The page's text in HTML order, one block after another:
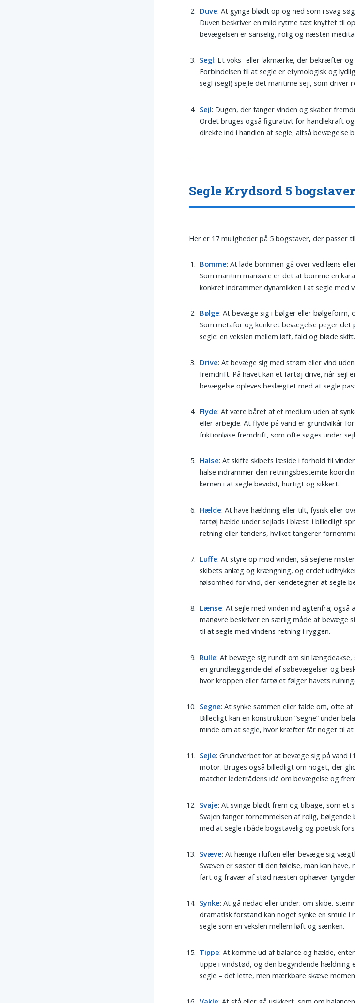
Duve: At gynge blødt op og ned som i svag
Duven beskriver en mild rytme tæt knyttet til
bevægelsen er sanselig, rolig og næsten
Segl: Et voks- eller lakmærke, der bekræfter
Forbindelsen til at segle er etymologisk og
segl (segl) spejle det maritime sejl, som driver
Sejl: Dugen, der fanger vinden og skaber
Ordet bruges også figurativt for handlekraft
direkte ind i handlen at segle, altså bevægelse
Segle Krydsord 5 bogstaver
Her er 17 muligheder på 5 bogstaver, der passer
Bomme: At lade bommen gå over ved læns
Som maritim manøvre er det at bomme en
konkret indrammer dynamikken i at segle med
Bølge: At bevæge sig i bølger eller bølgeform,
Som metafor og konkret bevægelse peger det
segle: en vekslen mellem løft, fald og bløde skift.
Drive: At bevæge sig med strøm eller vind
fremdrift. På havet kan et fartøj drive, når sejl
bevægelse opleves beslægtet med at segle
Flyde: At være båret af et medium uden at
eller arbejde. At flyde på vand er grundvilkår
friktionløse fremdrift, som ofte søges under
Halse: At skifte skibets læside i forhold til
halse indrammer den retningsbestemte
kernen i at segle bevidst, hurtigt og sikkert.
Hælde: At have hældning eller tilt, fysisk eller
fartøj hælde under sejlads i blæst; i billedligt
retning eller tendens, hvilket tangerer
Luffe: At styre op mod vinden, så sejlene
skibets anlæg og krængning, og ordet
følsomhed for vind, der kendetegner at segle
Lænse: At sejle med vinden ind agtenfra;
manøvre beskriver en særlig måde at bevæge
til at segle med vindens retning i ryggen.
Rulle: At bevæge sig rundt om sin
en grundlæggende del af søbevægelser og
hvor kroppen eller fartøjet følger havets
Segne: At synke sammen eller falde om, ofte
Billedligt kan en konstruktion “segne” under
minde om at segle, hvor kræfter får noget til at
Sejle: Grundverbet for at bevæge sig på vand
motor. Bruges også billedligt om noget, der
matcher ledetrådens idé om bevægelse og
Svaje: At svinge blødt frem og tilbage, som et
Svajen fanger fornemmelsen af rolig,
med at segle i både bogstavelig og poetisk
Svæve: At hænge i luften eller bevæge sig
Svæven er søster til den følelse, man kan
fart og fravær af stød næsten ophæver
Synke: At gå nedad eller under; om skibe,
dramatisk forstand kan noget synke en smule
segle som en vekslen mellem løft og sænken.
Tippe: At komme ud af balance og hælde,
tippe i vindstød, og den begyndende
segle – det lette, men mærkbare skæve